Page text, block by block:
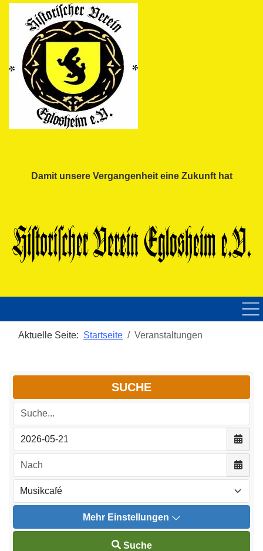
Damit unsere Vergangenheit eine Zukunft hat
Aktuelle Seite: Startseite Veranstaltungen
SUCHE
Suche...
Mehr Einstellungen
Suche